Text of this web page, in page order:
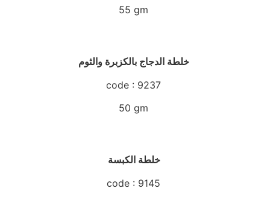
55 gm
code : 9237
50 gm
خلطة الكبسة
code : 9145